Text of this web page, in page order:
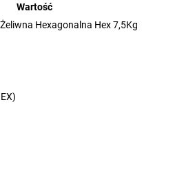
Wartość
Hexagonalna Hex 7,5Kg